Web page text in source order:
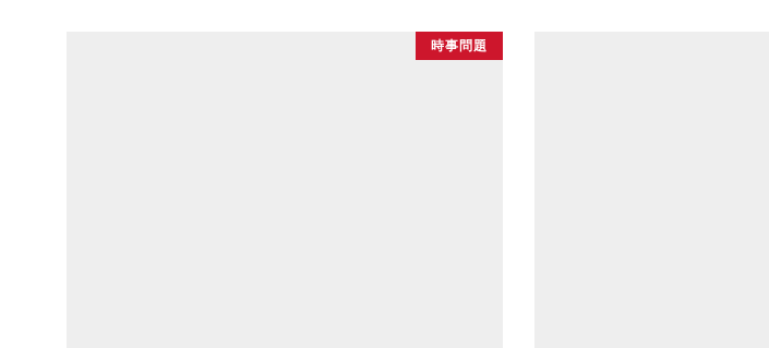
時事問題